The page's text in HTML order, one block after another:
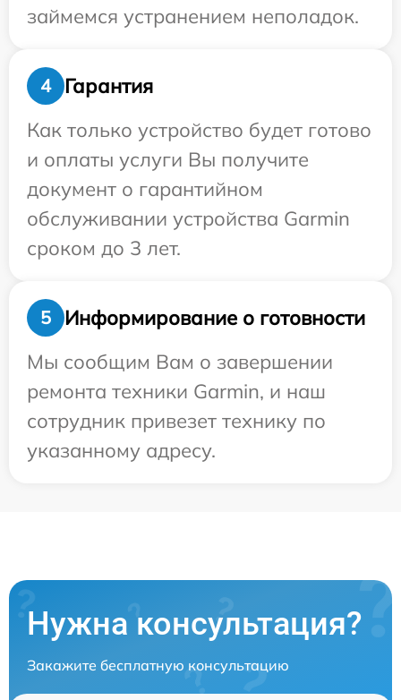
займемся устранением неполадок.
4
Гарантия
Как только устройство будет готово
и оплаты услуги Вы получите
документ о гарантийном
обслуживании устройства Garmin
сроком до 3 лет.
5
Информирование о готовности
Мы сообщим Вам о завершении
ремонта техники Garmin, и наш
сотрудник привезет технику по
указанному адресу.
Нужна консультация?
Закажите бесплатную консультацию